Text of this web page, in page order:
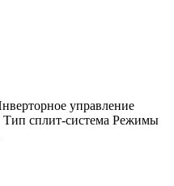
управление
сплит-система Режимы